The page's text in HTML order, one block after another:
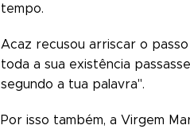
tempo.
Acaz recusou arriscar o
toda a sua existência
segundo a tua palavra".
Por isso também, a Virgem